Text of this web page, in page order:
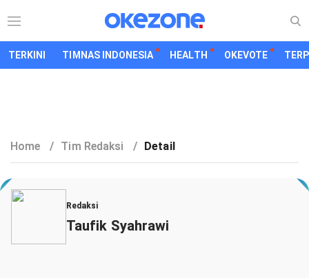
TERKINI TIMNAS INDONESIA HEALTH OKEVOTE
Home / Tim Redaksi / Detail
Redaksi
Taufik Syahrawi